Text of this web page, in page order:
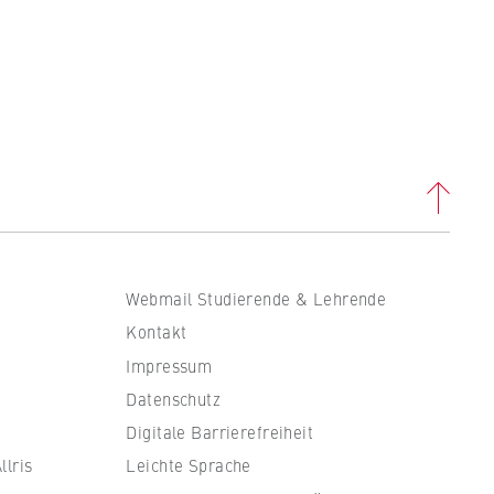
Webmail Studierende & Lehrende
Kontakt
Impressum
Datenschutz
Digitale Barrierefreiheit
Leichte Sprache